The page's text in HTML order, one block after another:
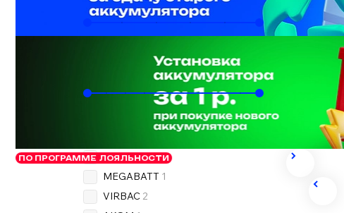
680
WESTA2
MEGABATT 1
VIRBAC 2